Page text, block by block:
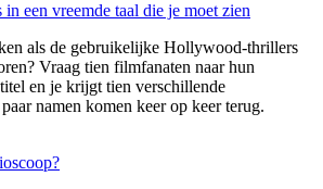
een vreemde taal die je moet zien
als de gebruikelijke Hollywood-thrillers
Vraag tien filmfanaten naar hun
en je krijgt tien verschillende
namen komen keer op keer terug.